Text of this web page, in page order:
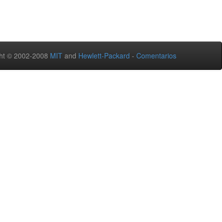
© 2002-2008 MIT and Hewlett-Packard - Comentarios